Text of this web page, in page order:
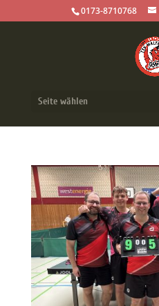
0173-8710768
Seite wählen